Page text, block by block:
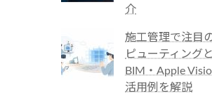
介
施工管理で注目
ピューティング
BIM・Apple
活用例を解説